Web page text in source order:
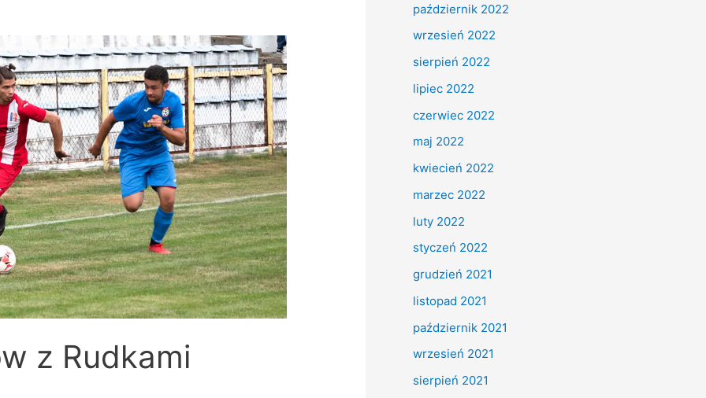
z Rudkami
październik 2022
wrzesień 2022
sierpień 2022
lipiec 2022
czerwiec 2022
maj 2022
kwiecień 2022
marzec 2022
luty 2022
styczeń 2022
grudzień 2021
listopad 2021
październik 2021
wrzesień 2021
sierpień 2021